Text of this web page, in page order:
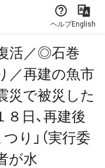
ヘルプEnglish
活／◎石巻
／再建の魚市
災で被災した
日、再建後
り」（実行委
が水